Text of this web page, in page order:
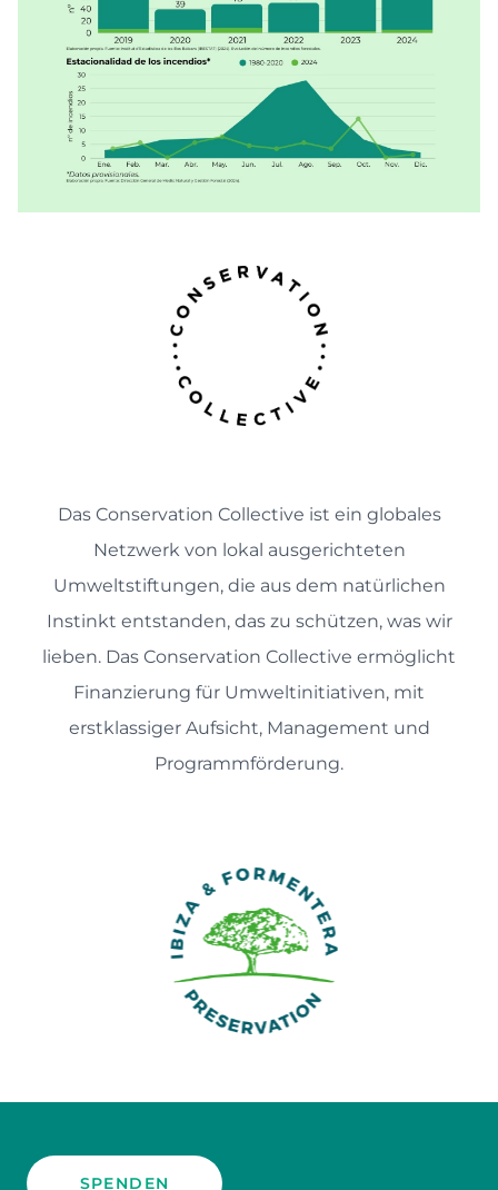
Das Conservation Collective ist ein globales
Netzwerk von lokal ausgerichteten
Umweltstiftungen, die aus dem natürlichen
Instinkt entstanden, das zu schützen, was wir
lieben. Das Conservation Collective ermöglicht
Finanzierung für Umweltinitiativen, mit
erstklassiger Aufsicht, Management und
Programmförderung.
SPENDEN